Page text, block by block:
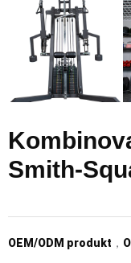
Smith-
OEM/ODM produkt ，